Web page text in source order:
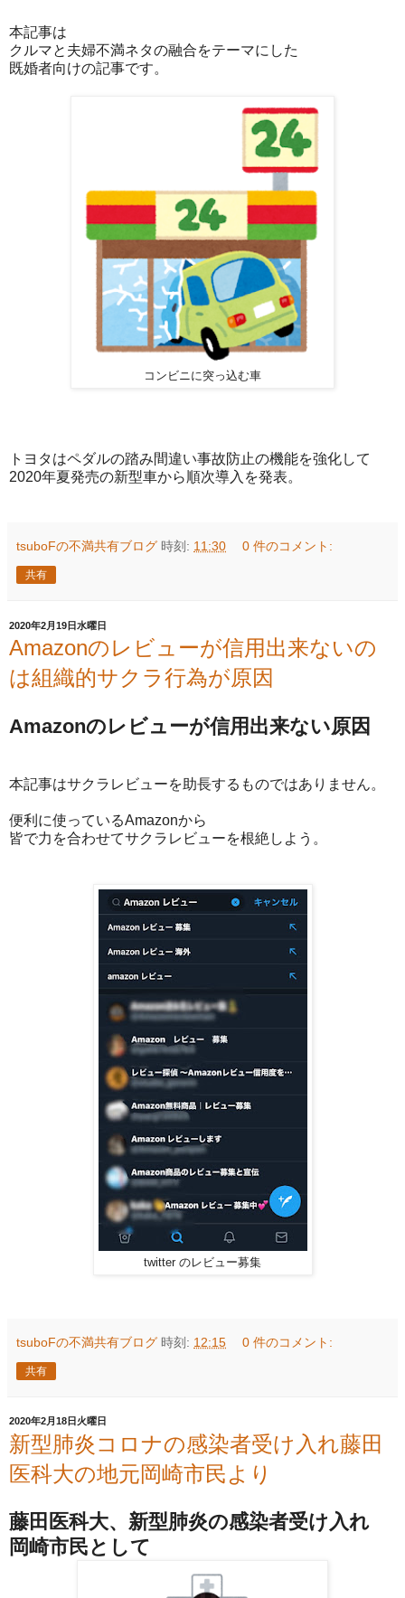
本記事は
クルマと夫婦不満ネタの融合をテーマにした
既婚者向けの記事です。
コンビニに突っ込む車
トヨタはペダルの踏み間違い事故防止の機能を強化して
2020年夏発売の新型車から順次導入を発表。
tsuboFの不満共有ブログ 時刻: 11:30 0 件のコメント:
共有
2020年2月19日水曜日
Amazonのレビューが信用出来ないの
は組織的サクラ行為が原因
Amazonのレビューが信用出来ない原因
本記事はサクラレビューを助長するものではありません。
便利に使っているAmazonから
皆で力を合わせてサクラレビューを根絶しよう。
twitter のレビュー募集
tsuboFの不満共有ブログ 時刻: 12:15 0 件のコメント:
共有
2020年2月18日火曜日
新型肺炎コロナの感染者受け入れ藤田
医科大の地元岡崎市民より
藤田医科大、新型肺炎の感染者受け入れ
岡崎市民として